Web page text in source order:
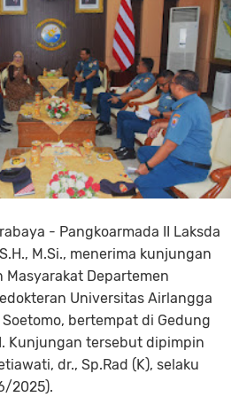
- Pangkoarmada II Laksda
M.Si., menerima kunjungan
Masyarakat Departemen
Universitas Airlangga
Soetomo, bertempat di Gedung
Kunjungan tersebut dipimpin
dr., Sp.Rad (K), selaku
2025).